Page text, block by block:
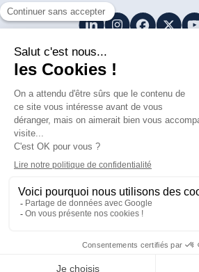
Mentions légalesPolitique de protection
Contactez-nous
© 2025 Agori. Tous droits